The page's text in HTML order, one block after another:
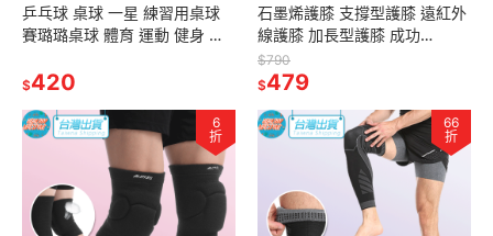
乒乓球 桌球 一星 練習用桌球
賽璐璐桌球 體育 運動 健身 訓
功
$420
石墨烯護膝 支撐型護膝 遠紅外
線護膝 加長型護膝 成功
S5087 SUCCESS 運動護膝 加
壓護膝 護具 發票
$790
$479
6
折
66
折